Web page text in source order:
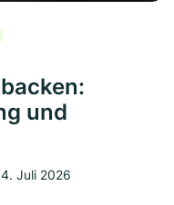
und
Juli 2026